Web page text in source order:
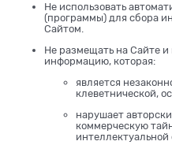
Не использовать
(программы) для сбора
Сайтом.
Не размещать на Сайте
информацию, которая:
является
клеветнической,
нарушает
коммерческую